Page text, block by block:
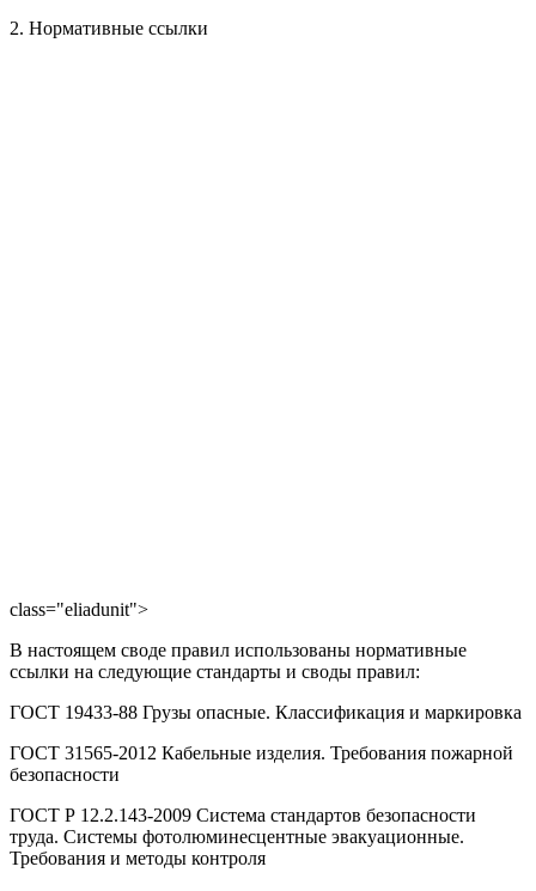
2. Нормативные ссылки
class="eliadunit">
В настоящем своде правил использованы нормативные
ссылки на следующие стандарты и своды правил:
ГОСТ 19433-88 Грузы опасные. Классификация и маркировка
ГОСТ 31565-2012 Кабельные изделия. Требования пожарной
безопасности
ГОСТ Р 12.2.143-2009 Система стандартов безопасности
труда. Системы фотолюминесцентные эвакуационные.
Требования и методы контроля